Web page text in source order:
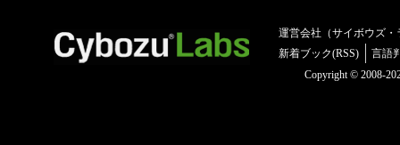
運営会社（サイボウズ・
新着ブック(RSS)
言語
Copyright © 2008-